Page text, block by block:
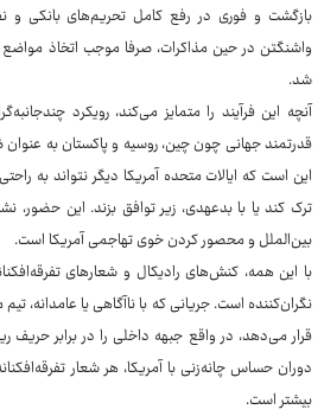
بازگشت و فوری در رفع کامل تحریم‌های بانکی و
واشنگتن در حین مذاکرات، صرفا موجب اتخاذ
شد.
آنچه این فرآیند را متمایز می‌کند، رویکرد
قدرتمند جهانی چون چین، روسیه و پاکستان به عنوان
این است که ایالات متحده آمریکا دیگر نتواند به
ترک کند یا با بدعهدی، زیر توافق بزند. این حضور،
بین‌الملل و محصور کردن خوی تهاجمی آمریکا است.
با این همه، کنش‌های رادیکال و شعارهای
نگران‌کننده است. جریانی که با ناآگاهی یا عامدانه،
قرار می‌دهد، در واقع جبهه داخلی را در برابر
دوران حساس چانه‌زنی با آمریکا، هر شعار
بیشتر است.